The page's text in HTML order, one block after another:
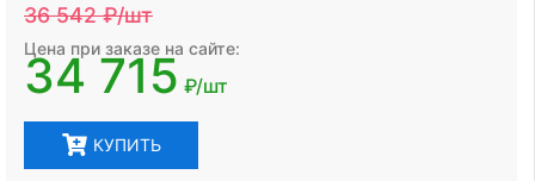
36 542₽/шт
Цена при заказе на сайте:
34 715 ₽/шт
КУПИТЬ